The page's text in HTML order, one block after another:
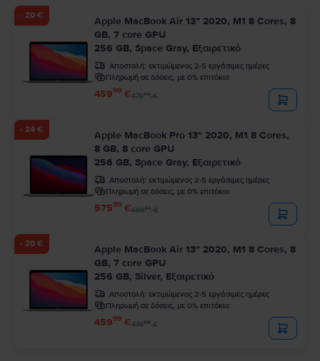
- 20 €
Apple MacBook Air 13″ 2020, M1 8 Cores, 8
GB, 7 core GPU
256 GB, Space Gray, Εξαιρετικό
Αποστολή: εκτιμώμενος 2-5 εργάσιμες ημέρες
Πληρωμή σε δόσεις, με 0% επιτόκιο
45999 €47999€
- 24 €
Apple MacBook Pro 13″ 2020, M1 8 Cores,
8 GB, 8 core GPU
256 GB, Space Gray, Εξαιρετικό
Αποστολή: εκτιμώμενος 2-5 εργάσιμες ημέρες
Πληρωμή σε δόσεις, με 0% επιτόκιο
57599 €59999€
- 20 €
Apple MacBook Air 13″ 2020, M1 8 Cores, 8
GB, 7 core GPU
256 GB, Silver, Εξαιρετικό
Αποστολή: εκτιμώμενος 2-5 εργάσιμες ημέρες
Πληρωμή σε δόσεις, με 0% επιτόκιο
45999 €47999€